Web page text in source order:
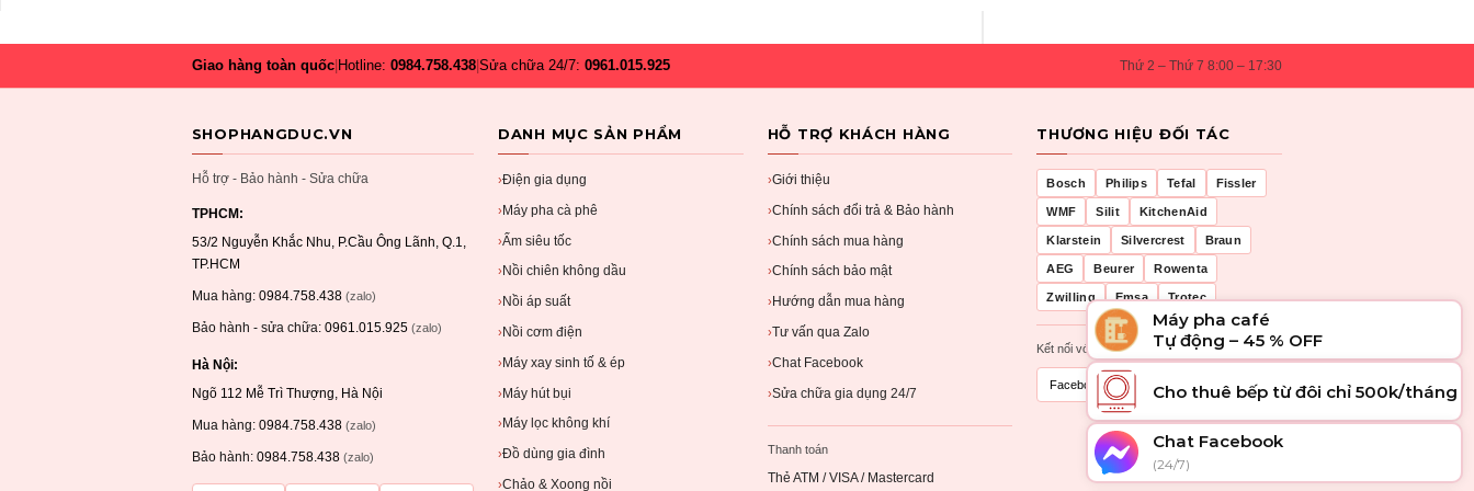
Giao hàng toàn quốc| Hotline: 0984.758.438| Sửa chữa 24/7: 0961.015.925 Thứ 2 – Thứ 7 8:00 – 17:30
SHOPHANGDUC.VN
Hỗ trợ - Bảo hành - Sửa chữa
TPHCM:
53/2 Nguyễn Khắc Nhu, P.Cầu Ông Lãnh, Q.1,
TP.HCM
Mua hàng: 0984.758.438 (zalo)
Bảo hành - sửa chữa: 0961.015.925 (zalo)
Hà Nội:
Ngõ 112 Mễ Trì Thượng, Hà Nội
Mua hàng: 0984.758.438 (zalo)
Bảo hành: 0984.758.438 (zalo)
DANH MỤC SẢN PHẨM
›Điện gia dụng
›Máy pha cà phê
›Ấm siêu tốc
› Nồi chiên không dầu
› Nồi áp suất
› Nồi cơm điện
›Máy xay sinh tố & ép
›Máy hút bụi
› Máy lọc không khí
›Đồ dùng gia đình
›Chảo & Xoong nồi
HỖ TRỢ KHÁCH HÀNG
›Giới thiệu
›Chính sách đổi trả & Bảo hành
›Chính sách mua hàng
›Chính sách bảo mật
› Hướng dẫn mua hàng
›Tư vấn qua Zalo
›Chat Facebook
›Sửa chữa gia dụng 24/7
Thanh toán
Thẻ ATM / VISA / Mastercard
THƯƠNG HIỆU ĐỐI TÁC
Bosch Philips Tefal Fissler
WMF Silit KitchenAid
Klarstein Silvercrest Braun
AEG Beurer Rowenta
Zwilling Emsa Trotec
Kết nối với chúng tôi
Facebook
Máy pha café
Tự động – 45 % OFF
Cho thuê bếp từ đôi chỉ 500k/tháng
Chat Facebook
(24/7)